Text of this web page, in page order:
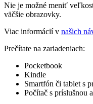
Nie je možné meniť
väčšie obrazovky.
Viac informácií v našich
Prečítate na zariadeniach:
Pocketbook
Kindle
Smartfón či tablet s
Počítač s príslušnou